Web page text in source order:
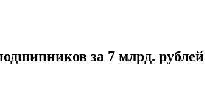
за 7 млрд. рублей